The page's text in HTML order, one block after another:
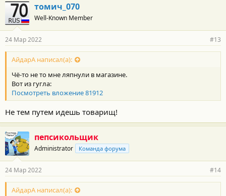
томич_070
Well-Known Member
24 Мар 2022 #13
АйдарА написал(а):
Чё-то не то мне ляпнули в магазине.
Вот из гугла:
Посмотреть вложение 81912
Не тем путем идешь товарищ!
пепсикольщик
Administrator Команда форума
24 Мар 2022 #14
АйдарА написал(а):